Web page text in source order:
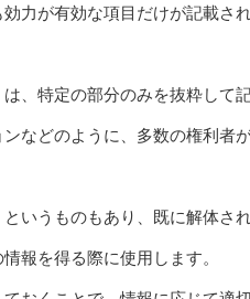
力が有効な項目だけが記載さ
、特定の部分のみを抜粋して
などのように、多数の権利者
いうものもあり、既に解体さ
報を得る際に使用します。